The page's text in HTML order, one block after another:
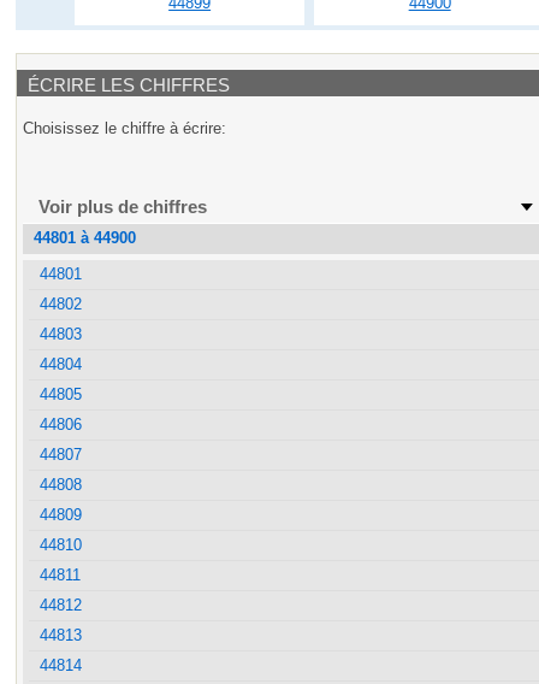
ÉCRIRE LES CHIFFRES
Choisissez le chiffre à écrire:
Voir plus de chiffres
44801 à 44900
44801
44802
44803
44804
44805
44806
44807
44808
44809
44810
44811
44812
44813
44814